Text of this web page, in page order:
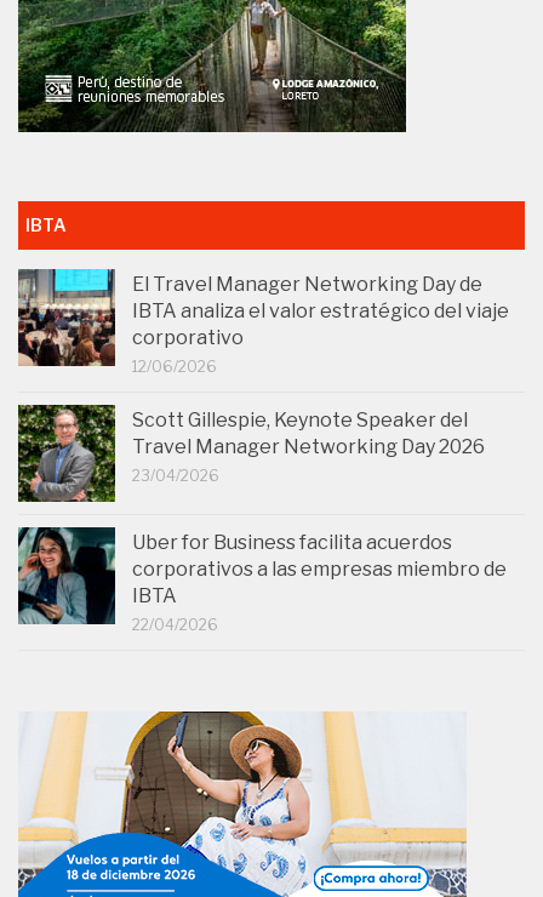
IBTA
El Travel Manager Networking Day de
IBTA analiza el valor estratégico del viaje
corporativo
12/06/2026
Scott Gillespie, Keynote Speaker del
Travel Manager Networking Day 2026
23/04/2026
Uber for Business facilita acuerdos
corporativos a las empresas miembro de
IBTA
22/04/2026